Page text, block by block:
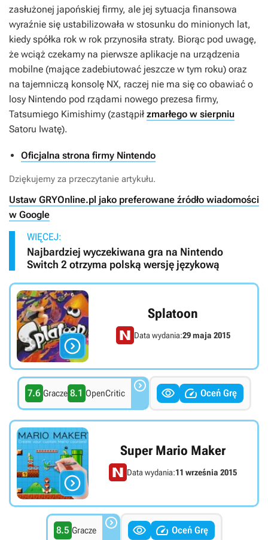
zasłużonej japońskiej firmy, ale jej sytuacja finansowa
wyraźnie się ustabilizowała w stosunku do minionych lat,
kiedy spółka rok w rok przynosiła straty. Biorąc pod uwagę,
że wciąż czekamy na pierwsze aplikacje na urządzenia
mobilne (mające zadebiutować jeszcze w tym roku) oraz
na tajemniczą konsolę NX, raczej nie ma się co obawiać o
losy Nintendo pod rządami nowego prezesa firmy,
Tatsumiego Kimishimy (zastąpił zmarłego w sierpniu
Satoru Iwatę).
Oficjalna strona firmy Nintendo
Dziękujemy za przeczytanie artykułu.
Ustaw GRYOnline.pl jako preferowane źródło wiadomości
w Google
WIĘCEJ:
Najbardziej wyczekiwana gra na Nintendo
Switch 2 otrzyma polską wersję językową

Splatoon
Data wydania:29 maja 2015
7.6 Gracze 8.1 OpenCritic    Oceń Grę

Super Mario Maker
Data wydania:11 września 2015
8.5 Gracze    Oceń Grę